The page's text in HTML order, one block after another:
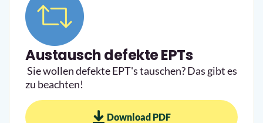
Austausch defekte EPTs
Sie wollen defekte EPT's tauschen? Das gibt es
zu beachten!
Download PDF